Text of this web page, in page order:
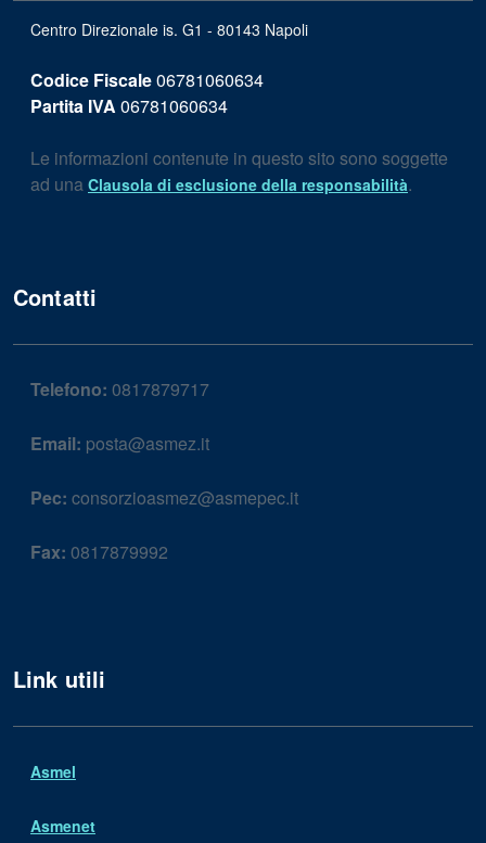
Centro Direzionale is. G1 - 80143 Napoli
Codice Fiscale06781060634
Partita IVA 06781060634
Le informazioni contenute in questo sito sono soggette
ad una Clausola di esclusione della responsabilità.
Contatti
Telefono: 0817879717
Email: posta@asmez.it
Pec: consorzioasmez@asmepec.it
Fax: 0817879992
Link utili
Asmel
Asmenet